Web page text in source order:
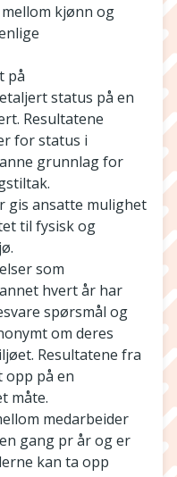
kjønn og
på
status på en
Resultatene
for status i
grunnlag for
gis ansatte mulighet
til fysisk og
som
hvert år har
spørsmål og
om deres
Resultatene fra
på en
måte.
medarbeider
gang pr år og er
kan ta opp